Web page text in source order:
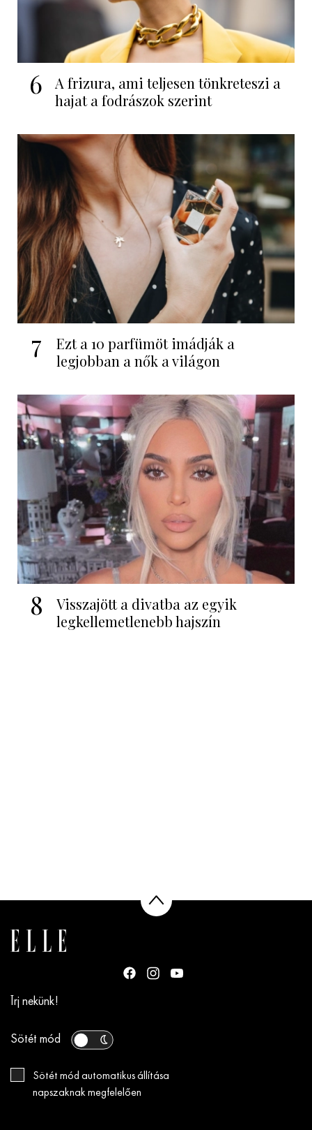
6
A frizura, ami teljesen tönkreteszi a
hajat a fodrászok szerint
7
Ezt a 10 parfümöt imádják a
legjobban a nők a világon
8
Visszajött a divatba az egyik
legkellemetlenebb hajszín
Írj nekünk!
Sötét mód
Sötét mód automatikus állítása
napszaknak megfelelően